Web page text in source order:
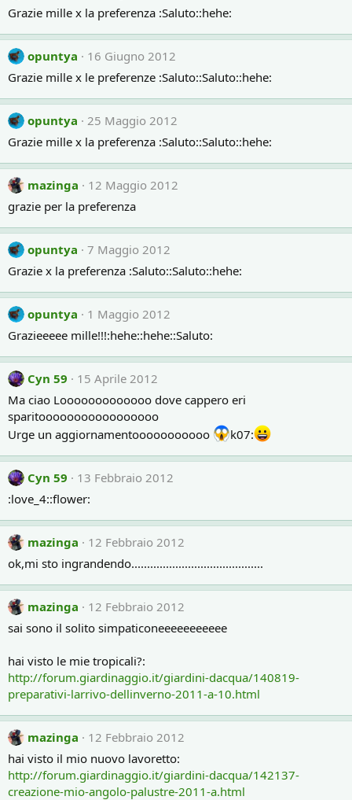
Grazie mille x la preferenza :Saluto::hehe:
opuntya
16 Giugno 2012
Grazie mille x le preferenze :Saluto::Saluto::hehe:
opuntya
25 Maggio 2012
Grazie mille x la preferenza :Saluto::Saluto::hehe:
mazinga
12 Maggio 2012
grazie per la preferenza
opuntya
7 Maggio 2012
Grazie x la preferenza :Saluto::Saluto::hehe:
opuntya
1 Maggio 2012
Grazieeeee mille!!!:hehe::hehe::Saluto:
Cyn 59
15 Aprile 2012
Ma ciao Looooooooooooo dove cappero eri
sparitooooooooooooooooo
Urge un aggiornamentooooooooooo
k07:
Cyn 59
13 Febbraio 2012
:love_4::flower:
mazinga
12 Febbraio 2012
ok,mi sto ingrandendo..........................................
mazinga
12 Febbraio 2012
sai sono il solito simpaticoneeeeeeeeeee
hai visto le mie tropicali?:
http://forum.giardinaggio.it/giardini-dacqua/140819-
preparativi-larrivo-dellinverno-2011-a-10.html
mazinga
12 Febbraio 2012
hai visto il mio nuovo lavoretto:
http://forum.giardinaggio.it/giardini-dacqua/142137-
creazione-mio-angolo-palustre-2011-a.html